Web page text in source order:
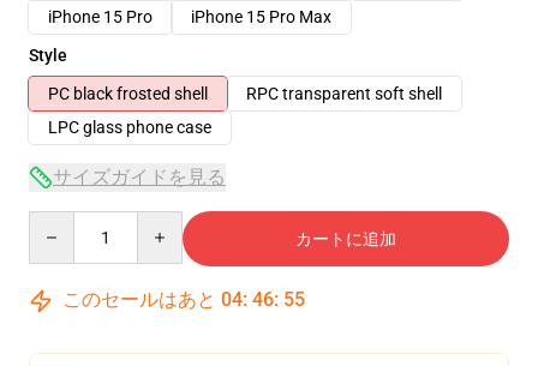
iPhone 15 Pro
iPhone 15 Pro Max
Style
PC black frosted shell
RPC transparent soft shell
LPC glass phone case
サイズガイドを見る
カートに追加
このセールはあと 04: 46: 54